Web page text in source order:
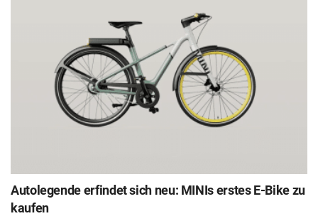
Autolegende erfindet sich neu: MINIs erstes E-Bike zu
kaufen